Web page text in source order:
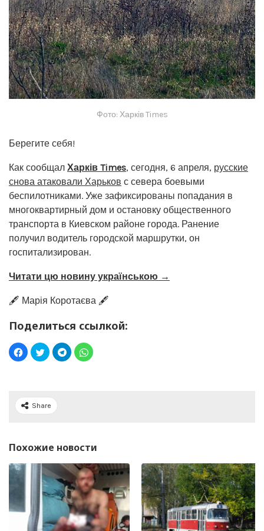
Фото: Харків Times
Берегите себя!
Как сообщал Харків Times, сегодня, 6 апреля, русские
снова атаковали Харьков с севера боевыми
беспилотниками. Уже зафиксированы попадания в
многоквартирный дом и остановку общественного
транспорта в Киевском районе города. Ранение
получил водитель городской маршрутки, он
госпитализирован.
Читати цю новину українською →
🖋️ Марія Коротаєва 🖋️
Поделиться ссылкой:
Share
Похожие новости